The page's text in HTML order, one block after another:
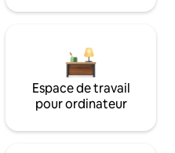
Espace de travail
pour ordinateur